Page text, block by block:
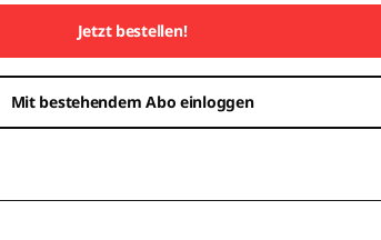
Jetzt bestellen!
Mit bestehendem Abo einloggen